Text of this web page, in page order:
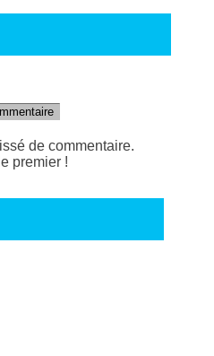
de commentaire.
premier !